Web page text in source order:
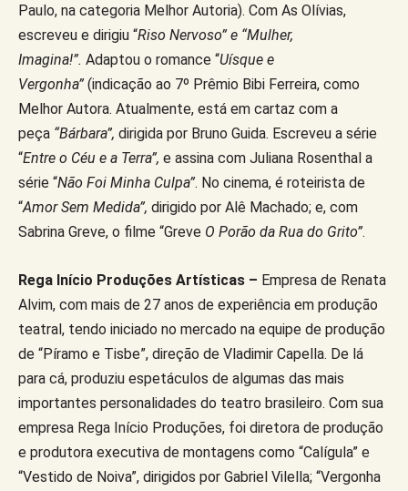
Paulo, na categoria Melhor Autoria). Com As Olívias,
escreveu e dirigiu “Riso Nervoso” e “Mulher,
Imagina!”. Adaptou o romance “Uísque e
Vergonha” (indicação ao 7º Prêmio Bibi Ferreira, como
Melhor Autora. Atualmente, está em cartaz com a
peça “Bárbara”, dirigida por Bruno Guida. Escreveu a série
“Entre o Céu e a Terra”, e assina com Juliana Rosenthal a
série “Não Foi Minha Culpa”. No cinema, é roteirista de
“Amor Sem Medida”, dirigido por Alê Machado; e, com
Sabrina Greve, o filme “Greve O Porão da Rua do Grito”.
Rega Início Produções Artísticas – Empresa de Renata
Alvim, com mais de 27 anos de experiência em produção
teatral, tendo iniciado no mercado na equipe de produção
de “Píramo e Tisbe”, direção de Vladimir Capella. De lá
para cá, produziu espetáculos de algumas das mais
importantes personalidades do teatro brasileiro. Com sua
empresa Rega Início Produções, foi diretora de produção
e produtora executiva de montagens como “Calígula” e
“Vestido de Noiva”, dirigidos por Gabriel Vilella; “Vergonha